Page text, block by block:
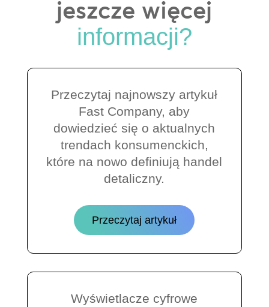
jeszcze więcej
informacji?
Przeczytaj najnowszy artykuł
Fast Company, aby
dowiedzieć się o aktualnych
trendach konsumenckich,
które na nowo definiują handel
detaliczny.
Przeczytaj artykuł
Wyświetlacze cyfrowe